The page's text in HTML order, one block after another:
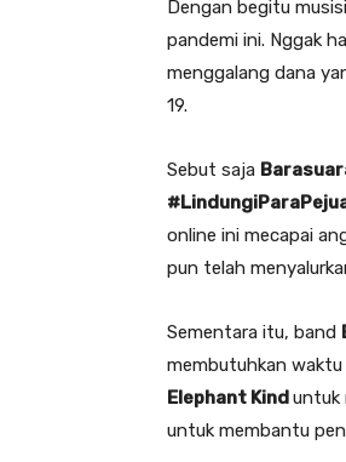
Dengan begitu
pandemi ini. Nggak
menggalang dana
19.
Sebut saja
online ini mecapai
pun telah
Sementara itu, band
membutuhkan waktu
Elephant Kinduntuk
untuk membantu